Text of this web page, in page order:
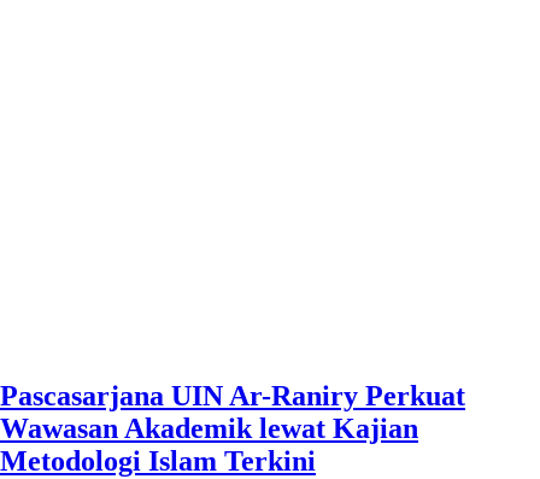
Pascasarjana UIN Ar-Raniry Perkuat
Wawasan Akademik lewat Kajian
Metodologi Islam Terkini